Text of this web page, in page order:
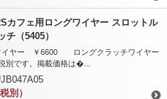
カフェ用ロングワイヤー スロットル
チ（5405）
イヤー ￥6600 ロングクラッチワイヤー
別です。掲載価格は�...
別）